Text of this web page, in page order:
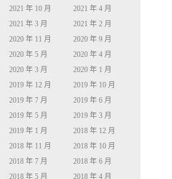
2021 年 10 月
2021 年 4 月
2021 年 3 月
2021 年 2 月
2020 年 11 月
2020 年 9 月
2020 年 5 月
2020 年 4 月
2020 年 3 月
2020 年 1 月
2019 年 12 月
2019 年 10 月
2019 年 7 月
2019 年 6 月
2019 年 5 月
2019 年 3 月
2019 年 1 月
2018 年 12 月
2018 年 11 月
2018 年 10 月
2018 年 7 月
2018 年 6 月
2018 年 5 月
2018 年 4 月